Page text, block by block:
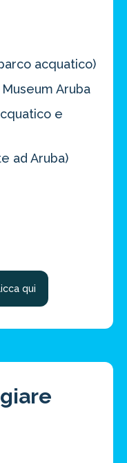
acquatico)
Aruba
e
ad Aruba)
qui
21%!
4-2-1
e 1 Novità!